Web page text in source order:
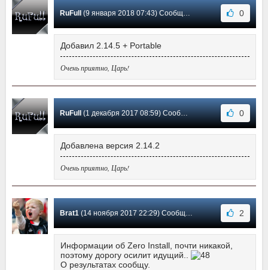
RuFull(9 января 2018 07:43) Сообщение #41 0
Добавил 2.14.5 + Portable
Очень приятно, Царь!
RuFull(1 декабря 2017 08:59) Сообщение #40 0
Добавлена версия 2.14.2
Очень приятно, Царь!
Brat1(14 ноября 2017 22:29) Сообщение #39 2
Информации об Zero Install, почти никакой,
поэтому дорогу осилит идущий..
О результатах сообщу.